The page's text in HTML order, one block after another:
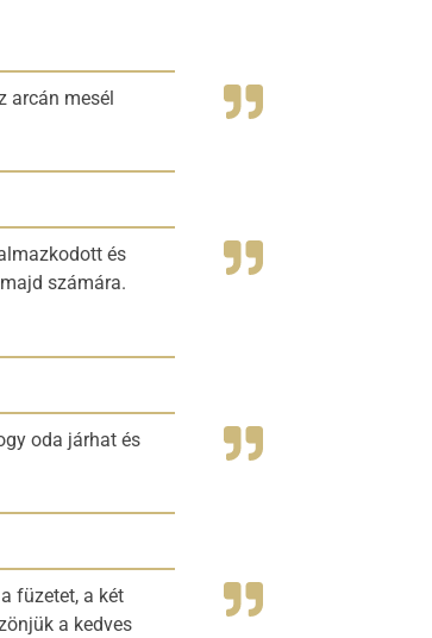
arcán mesél
és
számára.
oda járhat és
füzetet, a két
a kedves